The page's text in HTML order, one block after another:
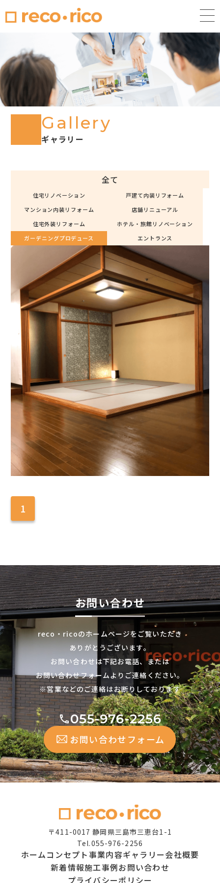
Gallery
ギャラリー
全て
住宅リノベーション
戸建て内装リフォーム
マンション内装リフォーム
店舗リニューアル
住宅外装リフォーム
ホテル・旅館リノベーション
ガーデニングプロデュース
エントランス
1
お問い合わせ
reco・ricoのホームページをご覧いただき
ありがとうございます。
お問い合わせは下記お電話、または
お問い合わせフォームよりご連絡ください。
※営業などのご連絡はお断りしております
055-976-2256
お問い合わせフォーム
〒411-0017 静岡県三島市三恵台1-1
Tel.055-976-2256
ホームコンセプト事業内容ギャラリー会社概要
新着情報施工事例お問い合わせ
プライバシーポリシー